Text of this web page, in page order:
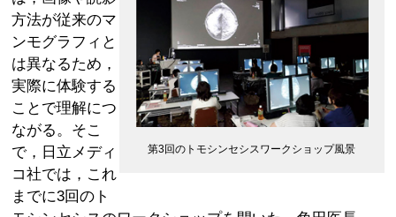
第3回のトモシンセシスワークショップ風景
方法が従来のマ
ンモグラフィと
は異なるため，
実際に体験する
ことで理解につ
ながる。そこ
で，日立メディ
コ社では，これ
までに3回のト